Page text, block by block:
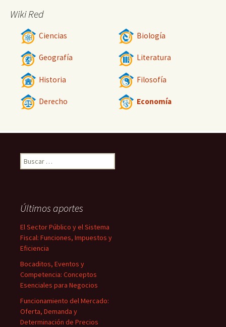
Wiki Red
Ciencias Biología
Geografía Literatura
Historia Filosofía
Derecho Economía
Buscar:
Últimos aportes
El Sector Público y el Sistema
Fiscal: Funciones, Impuestos y
Eficiencia
Bocaditos, Eventos y
Competencia: Conceptos
Esenciales para Negocios
Funcionamiento del Mercado:
Oferta, Demanda y
Determinación de Precios